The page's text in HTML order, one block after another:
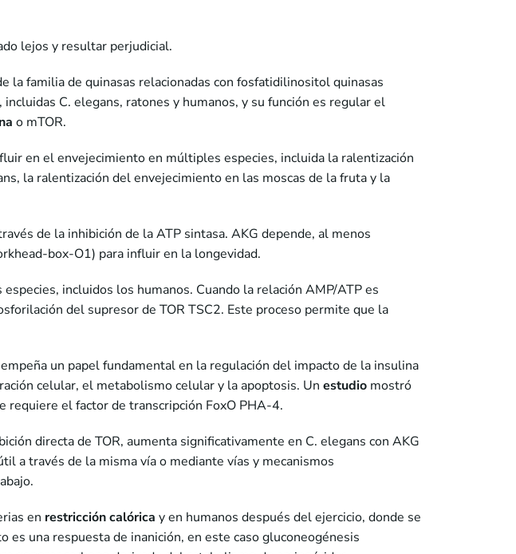
lejos y resultar perjudicial.
la familia de quinasas relacionadas con fosfatidilinositol quinasas
C. elegans, ratones y humanos, y su función es regular el
o mTOR.
en el envejecimiento en múltiples especies, incluida la ralentización
la ralentización del envejecimiento en las moscas de la fruta y la
de la inhibición de la ATP sintasa. AKG depende, al menos
box-O1) para influir en la longevidad.
incluidos los humanos. Cuando la relación AMP/ATP es
del supresor de TOR TSC2. Este proceso permite que la
un papel fundamental en la regulación del impacto de la insulina
celular, el metabolismo celular y la apoptosis. Un estudio mostró
requiere el factor de transcripción FoxO PHA-4.
directa de TOR, aumenta significativamente en C. elegans con AKG
a través de la misma vía o mediante vías y mecanismos
en restricción calórica y en humanos después del ejercicio, donde se
una respuesta de inanición, en este caso gluconeogénesis